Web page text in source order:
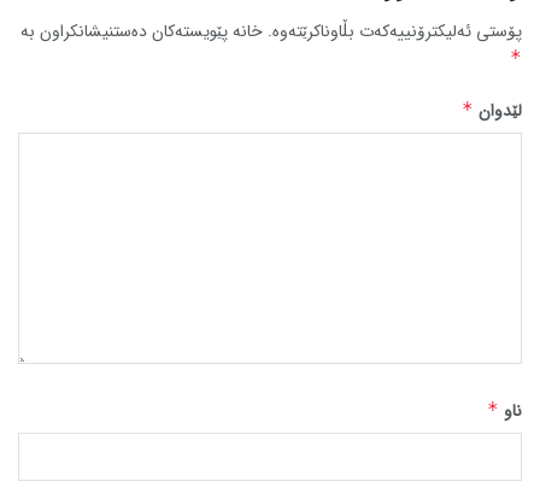
پۆستی ئەلیکترۆنییەکەت بڵاوناکرێتەوە. خانە پێویستەکان دەستنیشانکراون بە
*
لێدوان *
ناو *